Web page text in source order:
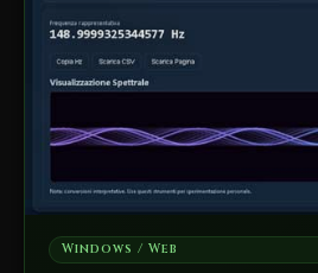
Windows / Web